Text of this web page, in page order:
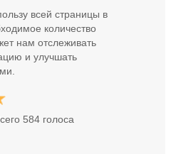
всей страницы в
количество
нам отслеживать
и улучшать
584 голоса